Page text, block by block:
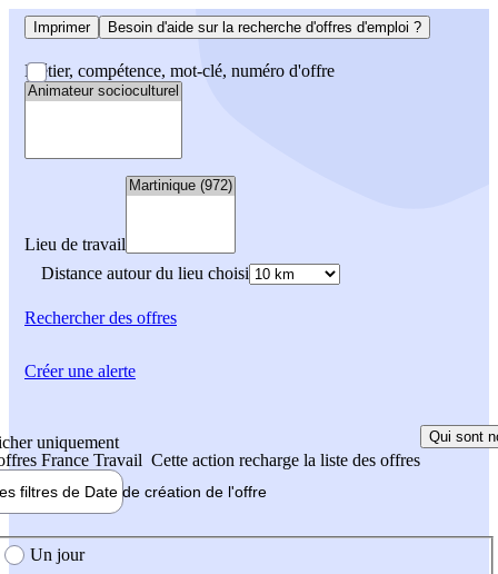
Imprimer Besoin d'aide sur la recherche d'offres d'emploi ?
Métier, compétence, mot-clé, numéro d'offre
Lieu de travail
Distance autour du lieu choisi
Rechercherdes offres
uniquement
France Travail Cette action recharge la liste des offres
Qui sont
filtres de Date de création de l'offre
création de l'offre
Un jour
Créer une alerte